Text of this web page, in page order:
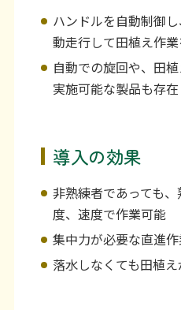
ハンドルを自動制御
動走行して田植え作
自動での旋回や、田
実施可能な製品も存在
導入の効果
非熟練者であっても
度、速度で作業可能
集中力が必要な直進
落水しなくても田植